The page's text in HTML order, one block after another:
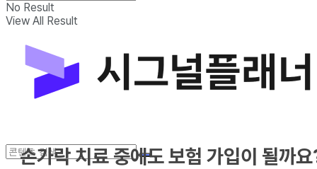
No Result
View All Result
손가락 치료 중에도 보험 가입이 될까